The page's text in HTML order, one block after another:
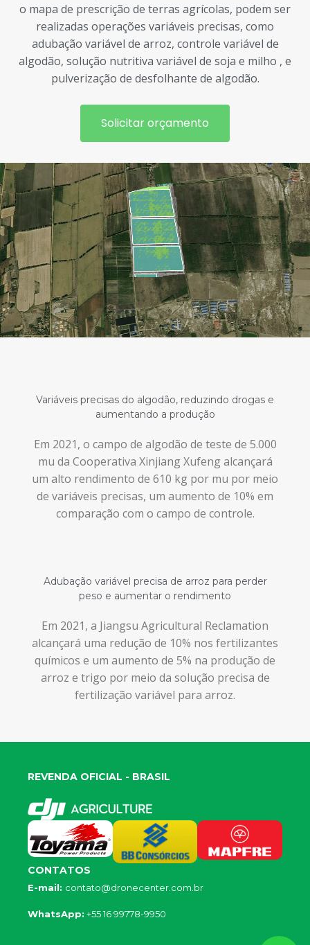
o mapa de prescrição de terras agrícolas, podem ser
realizadas operações variáveis ​​precisas, como
adubação variável de arroz, controle variável de
algodão, solução nutritiva variável de soja e milho , e
pulverização de desfolhante de algodão.
Solicitar orçamento
Variáveis ​​precisas do algodão, reduzindo drogas e
aumentando a produção
Em 2021, o campo de algodão de teste de 5.000
mu da Cooperativa Xinjiang Xufeng alcançará
um alto rendimento de 610 kg por mu por meio
de variáveis ​​precisas, um aumento de 10% em
comparação com o campo de controle.
Adubação variável precisa de arroz para perder
peso e aumentar o rendimento
Em 2021, a Jiangsu Agricultural Reclamation
alcançará uma redução de 10% nos fertilizantes
químicos e um aumento de 5% na produção de
arroz e trigo por meio da solução precisa de
fertilização variável para arroz.
REVENDA OFICIAL - BRASIL
CONTATOS
E-mail: contato@dronecenter.com.br
WhatsApp: +55 16 99778-9950